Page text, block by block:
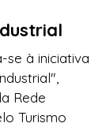
se à iniciativa
Rede
Turismo